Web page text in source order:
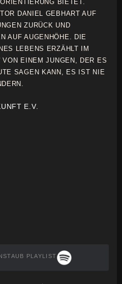
BIETET.
DANIEL GEBHART AUF
ZURÜCK UND
AUF AUGENHÖHE. DIE
LEBENS ERZÄHLT IM
VON EINEM JUNGEN, DER ES
SAGEN KANN, ES IST NIE
E.V.
PLAYLIST